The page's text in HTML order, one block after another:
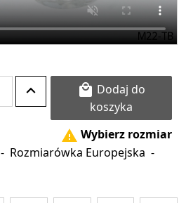

koszyka
 Wybierz rozmiar
- Rozmiarówka Europejska -